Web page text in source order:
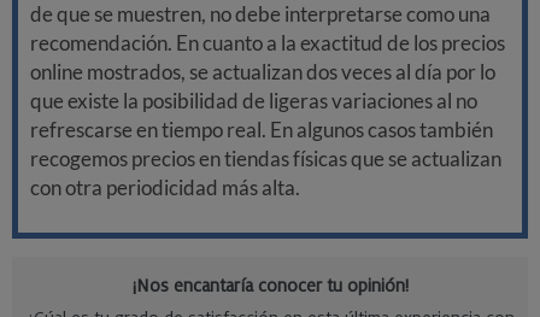
de que se muestren, no debe interpretarse como una
recomendación. En cuanto a la exactitud de los precios
online mostrados, se actualizan dos veces al día por lo
que existe la posibilidad de ligeras variaciones al no
refrescarse en tiempo real. En algunos casos también
recogemos precios en tiendas físicas que se actualizan
con otra periodicidad más alta.